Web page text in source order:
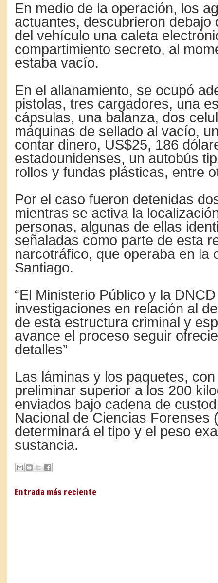
En medio de la operación, los
actuantes, descubrieron debajo
del vehículo una caleta
compartimiento secreto, al
estaba vacío.
En el allanamiento, se ocupó
pistolas, tres cargadores, una
cápsulas, una balanza, dos
máquinas de sellado al vacío,
contar dinero, US$25, 186
estadounidenses, un autobús
rollos y fundas plásticas, entre
Por el caso fueron detenidas
mientras se activa la
personas, algunas de ellas
señaladas como parte de esta
narcotráfico, que operaba en la
Santiago.
“El Ministerio Público y la
investigaciones en relación al
de esta estructura criminal y
avance el proceso seguir
detalles”
Las láminas y los paquetes,
preliminar superior a los 200
enviados bajo cadena de
Nacional de Ciencias Forenses
determinará el tipo y el peso
sustancia.
Entrada más reciente